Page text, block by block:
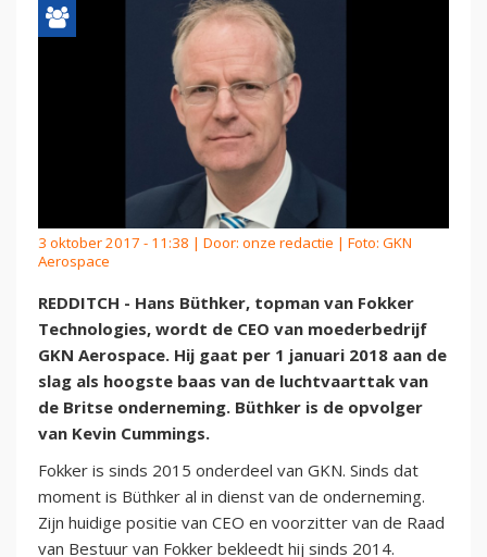
3 oktober 2017 - 11:38 | Door: onze redactie | Foto: GKN
Aerospace
REDDITCH - Hans Büthker, topman van Fokker
Technologies, wordt de CEO van moederbedrijf
GKN Aerospace. Hij gaat per 1 januari 2018 aan de
slag als hoogste baas van de luchtvaarttak van
de Britse onderneming. Büthker is de opvolger
van Kevin Cummings.
Fokker is sinds 2015 onderdeel van GKN. Sinds dat
moment is Büthker al in dienst van de onderneming.
Zijn huidige positie van CEO en voorzitter van de Raad
van Bestuur van Fokker bekleedt hij sinds 2014.